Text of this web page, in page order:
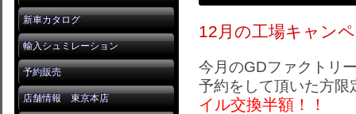
新車カタログ
輸入シュミレーション
予約販売
店舗情報 東京本店
12月の工場キャン
今月のGDファクトリ
予約をして頂いた方限
イル交換半額！！